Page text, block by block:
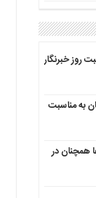
روز خبرنگار
به مناسبت
همچنان در